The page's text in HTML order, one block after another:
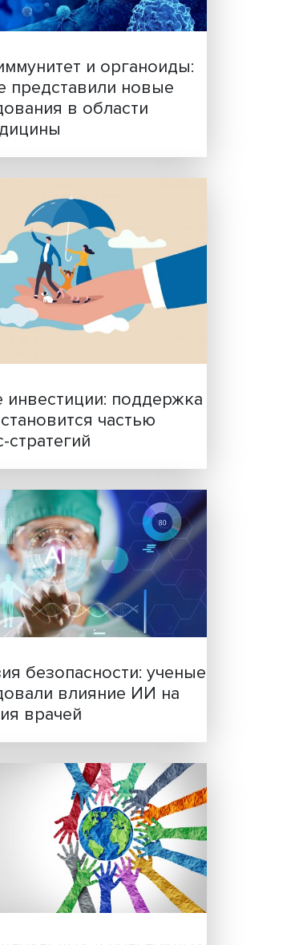
Гены, иммунитет и
ученые представили
исследования в области
биомедицины
Новые инвестиции:
семей становится частью
бизнес-стратегий
Иллюзия безопасности: